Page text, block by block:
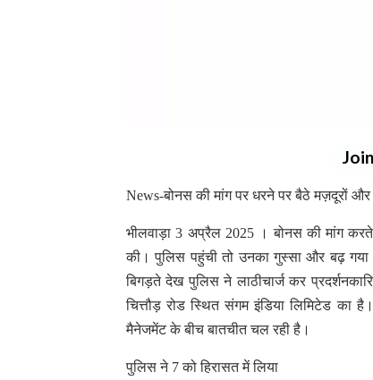
News-बोनस की मांग पर धरने पर बैठे मज़दूरों
भीलवाड़ा 3 अप्रैल 2025 । बोनस की मांग
की। पुलिस पहुंची तो उनका गुस्सा और बढ़
बिगड़ते देख पुलिस ने लाठीचार्ज कर
चित्तौड़ रोड स्थित संगम इंडिया लिमिटेड
मैनेजमेंट के बीच बातचीत चल रही है।
पुलिस ने 7 को हिरासत में लिया